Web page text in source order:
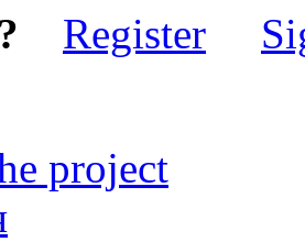
Register
project